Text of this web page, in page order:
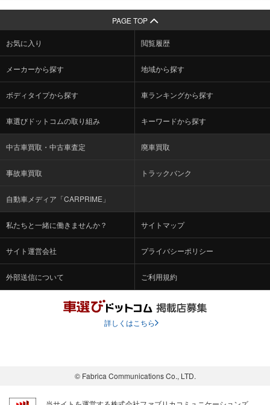
PAGE TOP
お気に入り 閲覧履歴
メーカーから探す 地域から探す
ボディタイプから探す 車ランキングから探す
車選びドットコムの取り組み キーワードから探す
中古車買取・中古車査定 廃車買取
事故車買取 トラックバンク
自動車メディア「CARPRIME」
私たちと一緒に働きませんか？ サイトマップ
サイト運営会社 プライバシーポリシー
外部送信について ご利用規約
詳しくはこちら
© Fabrica Communications Co., LTD.